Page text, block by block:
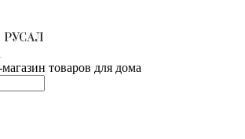
товаров для дома